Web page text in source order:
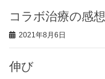
コラボ治療の感想
2021年8月6日
伸び